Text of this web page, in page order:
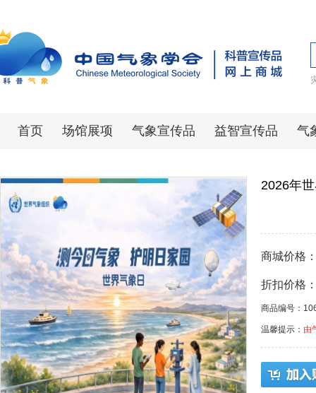
首页 场馆展项 气象宣传品 益智宣传品 气
2026年
商城价格
折扣价格
商品编号：
温馨提示： 由